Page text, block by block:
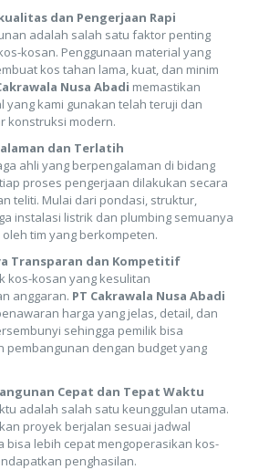
dan Pengerjaan Rapi
adalah salah satu faktor penting
kosan. Penggunaan material yang
kos tahan lama, kuat, dan minim
Nusa Abadi memastikan
yang kami gunakan telah teruji dan
konstruksi modern.
dan Terlatih
ahli yang berpengalaman di bidang
proses pengerjaan dilakukan secara
teliti. Mulai dari pondasi, struktur,
instalasi listrik dan plumbing semuanya
tim yang berkompeten.
Transparan dan Kompetitif
kos-kosan yang kesulitan
anggaran. PT Cakrawala Nusa Abadi
harga yang jelas, detail, dan
sehingga pemilik bisa
pembangunan dengan budget yang
Cepat dan Tepat Waktu
adalah salah satu keunggulan utama.
proyek berjalan sesuai jadwal
bisa lebih cepat mengoperasikan kos-
penghasilan.